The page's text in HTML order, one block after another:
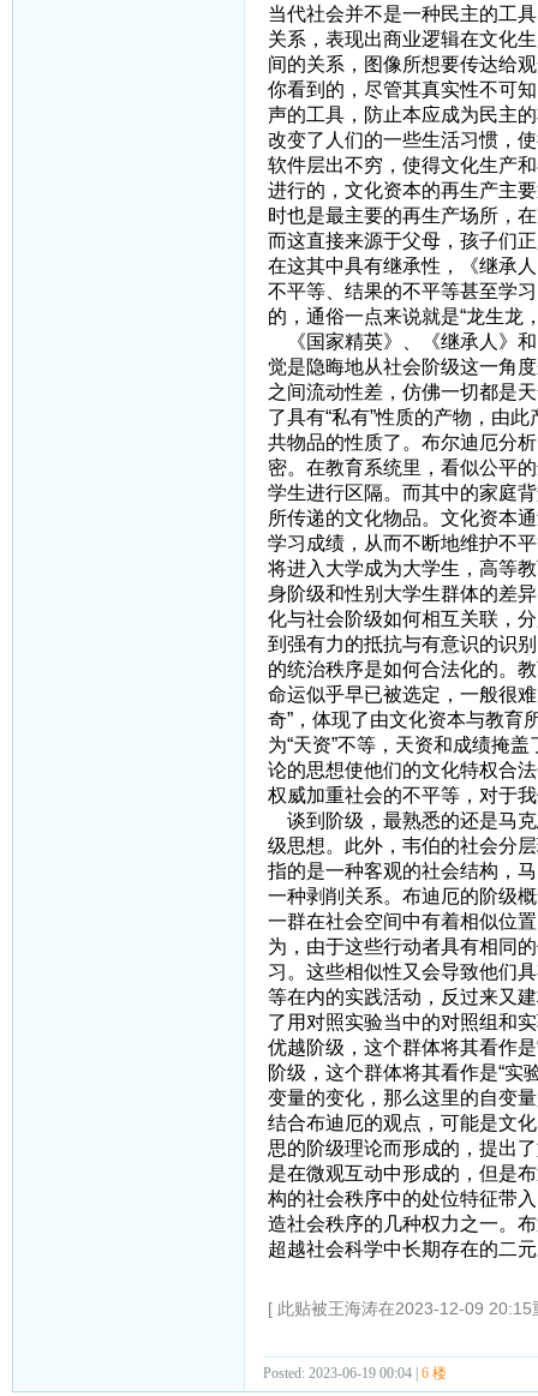
当代社会并不是一种民主的工
关系，表现出商业逻辑在文化
间的关系，图像所想要传达给
你看到的，尽管其真实性不可
声的工具，防止本应成为民主
改变了人们的一些生活习惯，
软件层出不穷，使得文化生产
进行的，文化资本的再生产主
时也是最主要的再生产场所，
而这直接来源于父母，孩子们
在这其中具有继承性，《继承
不平等、结果的不平等甚至学
的，通俗一点来说就是“龙生龙
《国家精英》、《继承人》
觉是隐晦地从社会阶级这一角
之间流动性差，仿佛一切都是
了具有“私有”性质的产物，由
共物品的性质了。布尔迪厄分
密。在教育系统里，看似公平
学生进行区隔。而其中的家庭
所传递的文化物品。文化资本
学习成绩，从而不断地维护不
将进入大学成为大学生，高等
身阶级和性别大学生群体的差
化与社会阶级如何相互关联，
到强有力的抵抗与有意识的识
的统治秩序是如何合法化的。
命运似乎早已被选定，一般很
奇”，体现了由文化资本与教育
为“天资”不等，天资和成绩掩
论的思想使他们的文化特权合
权威加重社会的不平等，对于
谈到阶级，最熟悉的还是马
级思想。此外，韦伯的社会分
指的是一种客观的社会结构，
一种剥削关系。布迪厄的阶级
一群在社会空间中有着相似位
为，由于这些行动者具有相同
习。这些相似性又会导致他们
等在内的实践活动，反过来又
了用对照实验当中的对照组和
优越阶级，这个群体将其看作
阶级，这个群体将其看作是“实
变量的变化，那么这里的自变
结合布迪厄的观点，可能是文
思的阶级理论而形成的，提出
是在微观互动中形成的，但是
构的社会秩序中的处位特征带
造社会秩序的几种权力之一。
超越社会科学中长期存在的二
[ 此贴被王海涛在2023-12-09 20:15
Posted: 2023-06-19 00:04 | 6 楼